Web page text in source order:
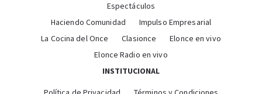
Espectáculos
Haciendo Comunidad
Impulso Empresarial
La Cocina del Once
Clasionce
Elonce en vivo
Elonce Radio en vivo
INSTITUCIONAL